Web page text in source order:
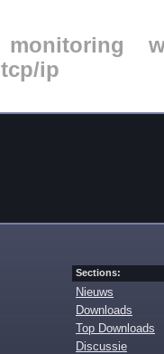
monitoring
tcp/ip
Sections:
Nieuws
Downloads
Top Downloads
Discussie